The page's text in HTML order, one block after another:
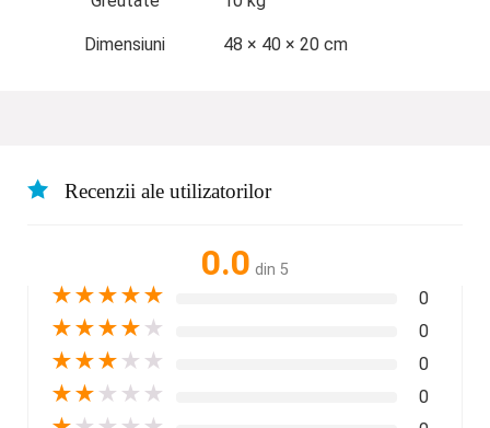
Dimensiuni 48 × 40 × 20 cm
Recenzii ale utilizatorilor
0.0 din 5
★★★★★ 0
★★★★ ★ 0
★★★ ★ ★ 0
★★ ★ ★ ★ 0